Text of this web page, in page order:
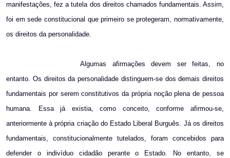
manifestações, fez a tutela dos direitos chamados fundamentais. Assim,
foi em sede constitucional que primeiro se protegeram, normativamente,
os direitos da personalidade.
Algumas afirmações devem ser feitas, no
entanto. Os direitos da personalidade distinguem-se dos demais direitos
fundamentais por serem constitutivos da própria noção plena de pessoa
humana. Essa já existia, como conceito, conforme afirmou-se,
anteriormente à própria criação do Estado Liberal Burguês. Já os direitos
fundamentais, constitucionalmente tutelados, foram concebidos para
defender o indivíduo cidadão perante o Estado. No entanto, se